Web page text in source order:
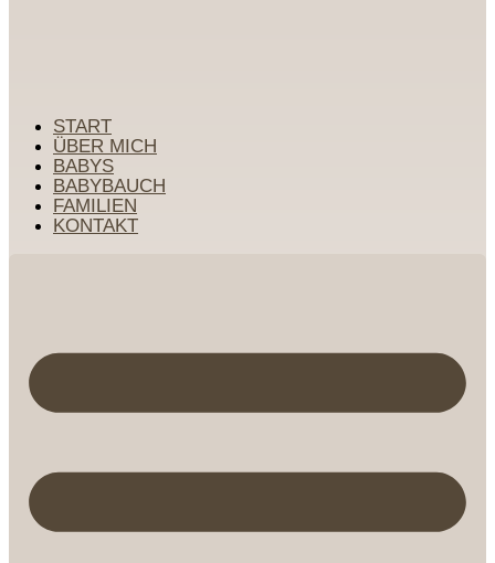
START
ÜBER MICH
BABYS
BABYBAUCH
FAMILIEN
KONTAKT